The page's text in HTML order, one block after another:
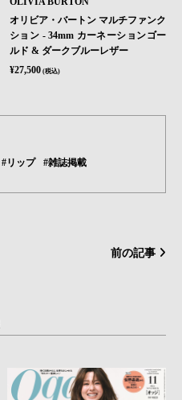
オリビア・バートン マルチファンク
ション - 34mm カーネーションゴー
ルド & ダークブルーレザー
¥27,500 (税込)
#リップ #雑誌掲載
前の記事